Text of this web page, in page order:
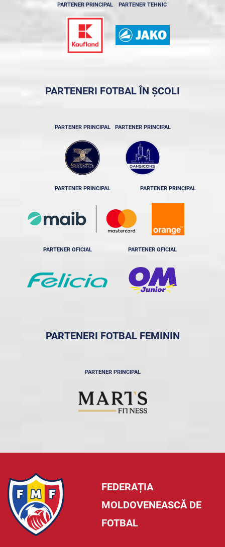
PARTENER PRINCIPAL PARTENER TEHNIC
PARTENERI FOTBAL ÎN ȘCOLI
PARTENER PRINCIPAL PARTENER PRINCIPAL
PARTENER PRINCIPAL PARTENER PRINCIPAL
PARTENER OFICIAL PARTENER OFICIAL
PARTENERI FOTBAL FEMININ
PARTENER PRINCIPAL
FEDERAȚIA
MOLDOVENEASCĂ DE
FOTBAL